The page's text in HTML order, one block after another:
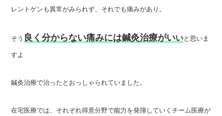
レントゲンも異常がみられず、それでも痛みがあり。
そう 良く分からない痛みには鍼灸治療がいいと思いま
すよ
鍼灸治療で治ったとおっしゃられていました。
在宅医療では、それぞれ得意分野で能力を発揮していくチーム医療が